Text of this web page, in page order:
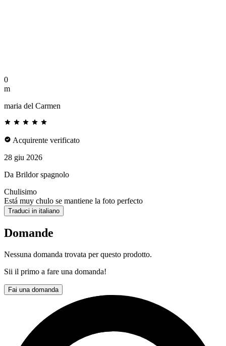
0
m
maria del Carmen
Acquirente verificato
28 giu 2026
Da Brildor spagnolo
Chulisimo
Está muy chulo se mantiene la foto perfecto
Traduci in italiano
Domande
Nessuna domanda trovata per questo prodotto.
Sii il primo a fare una domanda!
Fai una domanda